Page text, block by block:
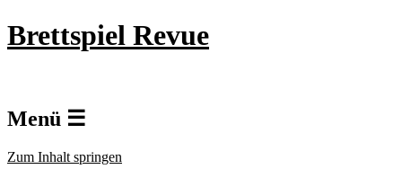
Brettspiel Revue
Menü ☰
Zum Inhalt springen